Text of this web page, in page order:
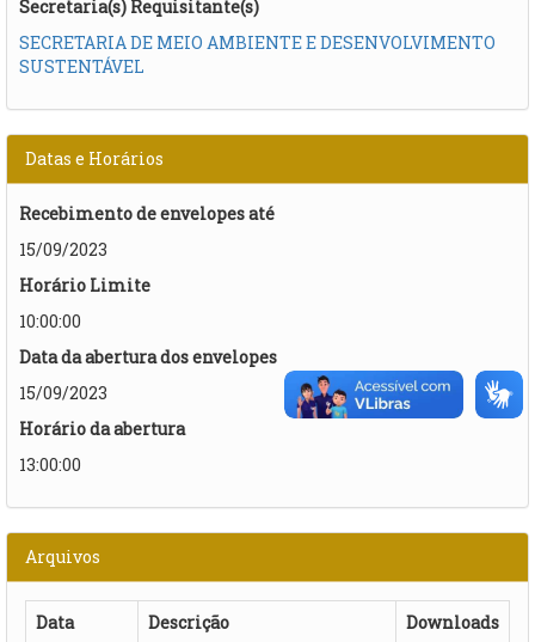
Secretaria(s) Requisitante(s)
SECRETARIA DE MEIO AMBIENTE E DESENVOLVIMENTO
SUSTENTÁVEL
Datas e Horários
Recebimento de envelopes até
15/09/2023
Horário Limite
10:00:00
Data da abertura dos envelopes
15/09/2023
Horário da abertura
13:00:00
Arquivos
Data Descrição
Downloads